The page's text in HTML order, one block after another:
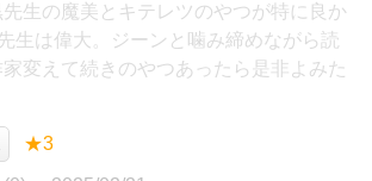
生の魔美とキテレツのやつが特に良か
生は偉大。ジーンと噛み締めながら読
家変えて続きのやつあったら是非よみた
★3